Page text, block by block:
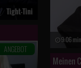
Tight-Tini
ANGEBOT
9:06 min.